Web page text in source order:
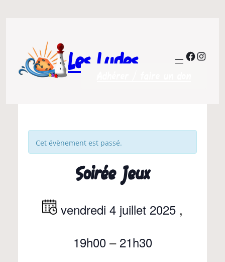
Les Ludes
Cet évènement est passé.
Soirée Jeux
vendredi 4 juillet 2025 ,
19h00 –21h30